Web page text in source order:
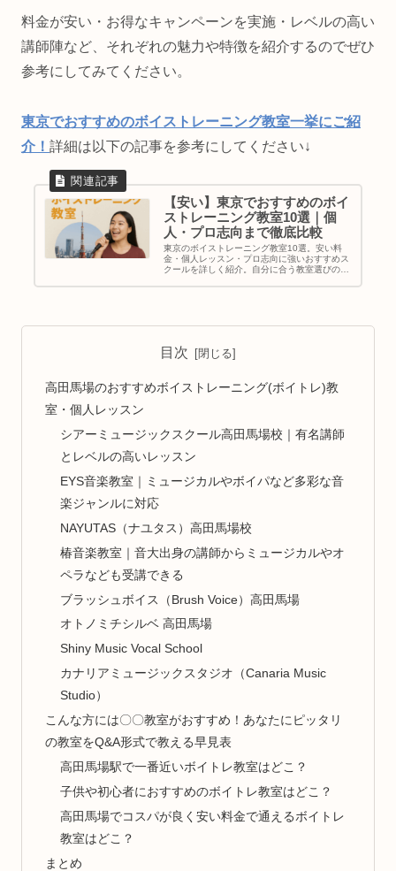
料金が安い・お得なキャンペーンを実施・レベルの高い
講師陣など、それぞれの魅力や特徴を紹介するのでぜひ
参考にしてみてください。
東京でおすすめのボイストレーニング教室一挙にご紹
介！ 詳細は以下の記事を参考にしてください↓
【安い】東京でおすすめのボイ
ストレーニング教室10選｜個
人・プロ志向まで徹底比較
東京のボイストレーニング教室10選。安い料
金・個人レッスン・プロ志向に強いおすすめス
クールを詳しく紹介。自分に合う教室選びのポ
目次
高田馬場のおすすめボイストレーニング(ボイトレ)教
室・個人レッスン
シアーミュージックスクール高田馬場校｜有名講師
とレベルの高いレッスン
EYS音楽教室｜ミュージカルやボイパなど多彩な音
楽ジャンルに対応
NAYUTAS（ナユタス）高田馬場校
椿音楽教室｜音大出身の講師からミュージカルやオ
ペラなども受講できる
ブラッシュボイス（Brush Voice）高田馬場
オトノミチシルベ 高田馬場
Shiny Music Vocal School
カナリアミュージックスタジオ（Canaria Music
Studio）
こんな方には〇〇教室がおすすめ！あなたにピッタリ
の教室をQ&A形式で教える早見表
高田馬場駅で一番近いボイトレ教室はどこ？
子供や初心者におすすめのボイトレ教室はどこ？
高田馬場でコスパが良く安い料金で通えるボイトレ
教室はどこ？
まとめ